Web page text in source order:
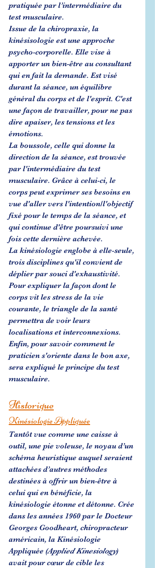
pratiquée par l’intermédiaire du
test musculaire.
Issue de la chiropraxie, la
kinésisologie est une approche
psycho-corporelle. Elle vise à
apporter un bien-être au consultant
qui en fait la demande. Est visé
durant la séance, un équilibre
général du corps et de l'esprit. C'est
une façon de travailler, pour ne pas
dire apaiser, les tensions et les
émotions.
La boussole, celle qui donne la
direction de la séance, est trouvée
par l'intermédiaire du test
musculaire. Grâce à celui-ci, le
corps peut exprimer ses besoins en
vue d'aller vers l'intention/l'objectif
fixé pour le temps de la séance, et
qui continue d'être poursuivi une
fois cette dernière achevée.
La kinésiologie englobe à elle-seule,
trois disciplines qu'il convient de
déplier par souci d'exhaustivité.
Pour expliquer la façon dont le
corps vit les stress de la vie
courante, le triangle de la santé
permettra de voir leurs
localisations et interconnexions.
Enfin, pour savoir comment le
praticien s'oriente dans le bon axe,
sera expliqué le principe du test
musculaire.
Historique
Kinésiologie Appliquée
Tantôt vue comme une caisse à
outil, une pie voleuse, le noyau d’un
schéma heuristique auquel seraient
attachées d’autres méthodes
destinées à offrir un bien-être à
celui qui en bénéficie, la
kinésiologie étonne et détonne. Crée
dans les années 1960 par le Docteur
Georges Goodheart, chiropracteur
américain, la Kinésiologie
Appliquée (Applied Kinesiology)
avait pour cœur de cible les